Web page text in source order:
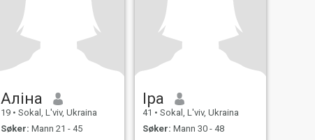
Аліна
19 • Sokal, L'viv, Ukraina
Søker: Mann 21 - 45
Іра
41 • Sokal, L'viv, Ukraina
Søker: Mann 30 - 48